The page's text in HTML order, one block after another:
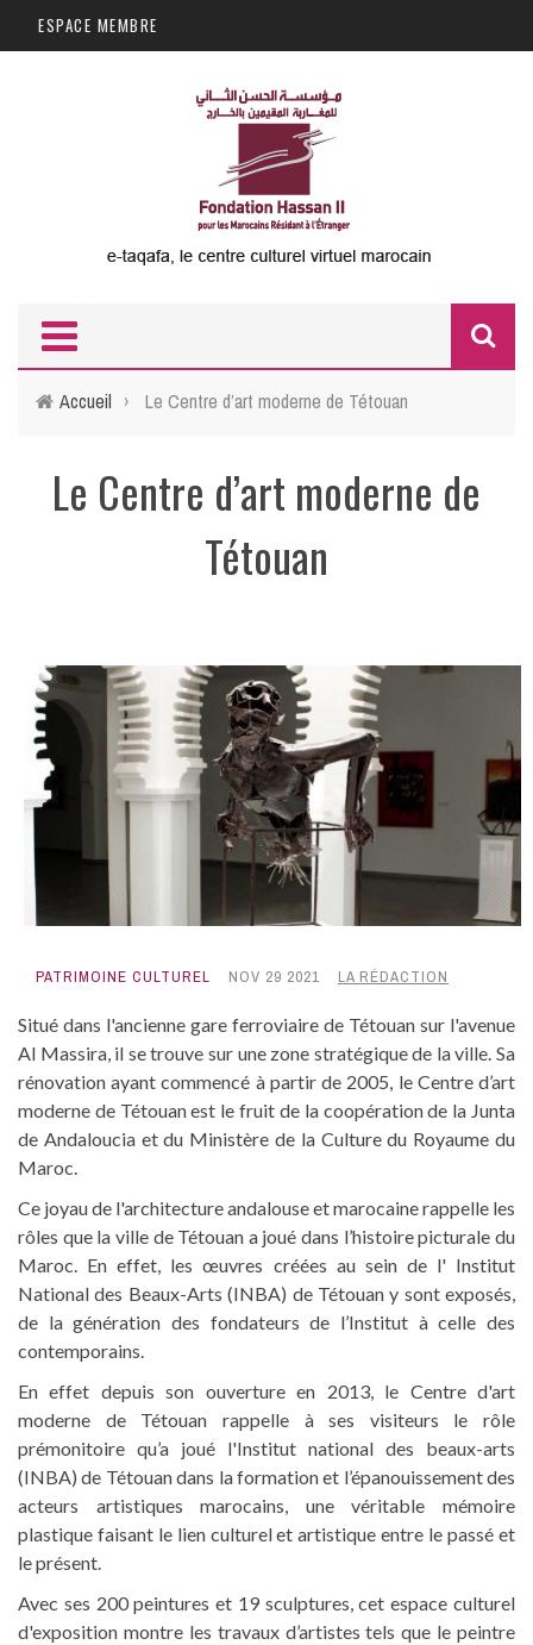
Aller au contenu principal
ESPACE MEMBRE
Accueil › Le Centre d’art moderne de Tétouan
Le Centre d’art moderne de
Tétouan
PATRIMOINE CULTUREL NOV 29 2021 LA RÉDACTION
Situé dans l'ancienne gare ferroviaire de Tétouan sur l'avenue
Al Massira, il se trouve sur une zone stratégique de la ville. Sa
rénovation ayant commencé à partir de 2005, le Centre d’art
moderne de Tétouan est le fruit de la coopération de la Junta
de Andaloucia et du Ministère de la Culture du Royaume du
Maroc.
Ce joyau de l'architecture andalouse et marocaine rappelle les
rôles que la ville de Tétouan a joué dans l’histoire picturale du
Maroc. En effet, les œuvres créées au sein de l' Institut
National des Beaux-Arts (INBA) de Tétouan y sont exposés,
de la génération des fondateurs de l’Institut à celle des
contemporains.
En effet depuis son ouverture en 2013, le Centre d'art
moderne de Tétouan rappelle à ses visiteurs le rôle
prémonitoire qu’a joué l'Institut national des beaux-arts
(INBA) de Tétouan dans la formation et l’épanouissement des
acteurs artistiques marocains, une véritable mémoire
plastique faisant le lien culturel et artistique entre le passé et
le présent.
Avec ses 200 peintures et 19 sculptures, cet espace culturel
d'exposition montre les travaux d’artistes tels que le peintre